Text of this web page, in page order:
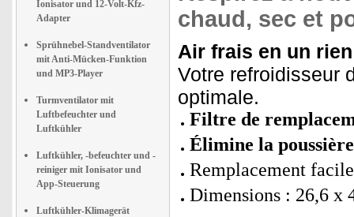
Ionisator und 12-Volt-Kfz-
Adapter
Sprühnebel-Standventilator
mit Anti-Mücken-Funktion
und MP3-Player
Turmventilator mit
Luftbefeuchter und
Luftkühler
Luftkühler, -befeuchter und -
reiniger mit Ionisator und
App-Steuerung
Luftkühler-Klimagerät
chaud, sec et
Air frais en un
Votre refroidisseur
optimale.
Filtre de
Élimine la
Remplacement
Dimensions : 26,6 x